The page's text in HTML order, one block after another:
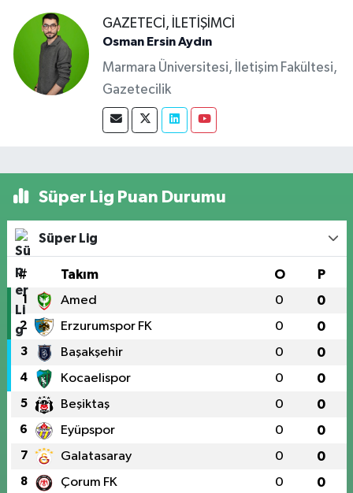
GAZETECI, İLETIŞIMCI
Osman Ersin Aydın
Marmara Üniversitesi, İletişim Fakültesi,
Gazetecilik
Süper Lig Puan Durumu
Süper Lig
# Takım O P
1 Amed 0 0
2 Erzurumspor FK 0 0
3 Başakşehir 0 0
4 Kocaelispor 0 0
5 Beşiktaş 0 0
6 Eyüpspor 0 0
7 Galatasaray 0 0
8 Çorum FK 0 0